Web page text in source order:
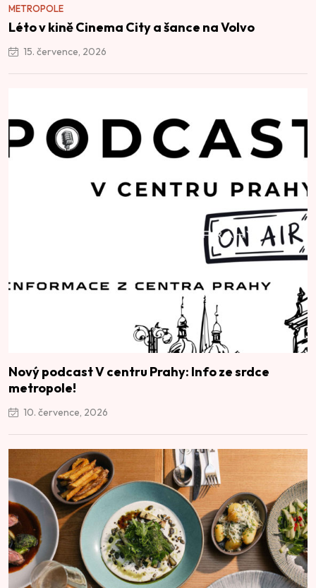
METROPOLE
Léto v kině Cinema City a šance na Volvo
15. července, 2026
Nový podcast V centru Prahy: Info ze srdce
metropole!
10. července, 2026